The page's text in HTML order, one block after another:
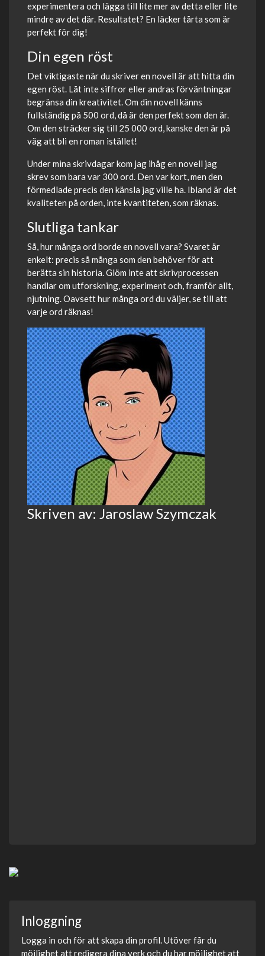
experimentera och lägga till lite mer av detta eller lite
mindre av det där. Resultatet? En läcker tårta som är
perfekt för dig!
Din egen röst
Det viktigaste när du skriver en novell är att hitta din
egen röst. Låt inte siffror eller andras förväntningar
begränsa din kreativitet. Om din novell känns
fullständig på 500 ord, då är den perfekt som den är.
Om den sträcker sig till 25 000 ord, kanske den är på
väg att bli en roman istället!
Under mina skrivdagar kom jag ihåg en novell jag
skrev som bara var 300 ord. Den var kort, men den
förmedlade precis den känsla jag ville ha. Ibland är det
kvaliteten på orden, inte kvantiteten, som räknas.
Slutliga tankar
Så, hur många ord borde en novell vara? Svaret är
enkelt: precis så många som den behöver för att
berätta sin historia. Glöm inte att skrivprocessen
handlar om utforskning, experiment och, framför allt,
njutning. Oavsett hur många ord du väljer, se till att
varje ord räknas!
Skriven av: Jaroslaw Szymczak
Inloggning
Logga in och för att skapa din profil. Utöver får du
möjlighet att redigera dina verk och du har möjlighet att